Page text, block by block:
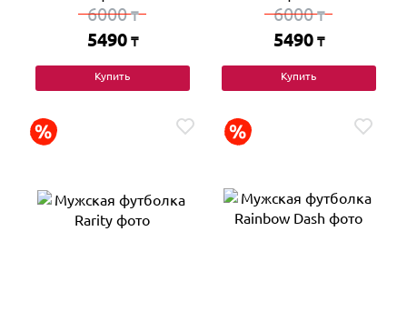
6000₸
5490 ₸
Купить
6000₸
5490 ₸
Купить